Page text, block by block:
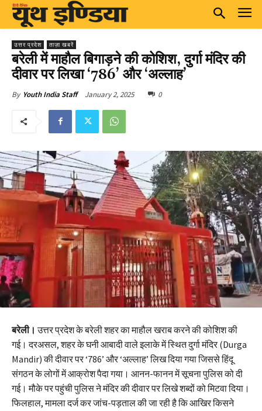
उत्तर प्रदेश ताज़ा खबरें
बरेली में माहौल बिगाड़ने की कोशिश, दुर्गा मंदिर की
दीवार पर लिखा ‘786’ और ‘अल्लाह’
By Youth India Staff January 2, 2025 0
बरेली। उत्तर प्रदेश के बरेली शहर का माहौल खराब करने की कोशिश की
गई। दरअसल, शहर के घनी आबादी वाले इलाके में स्थित दुर्गा मंदिर (Durga
Mandir) की दीवार पर ‘786’ और ‘अल्लाह’ लिख दिया गया जिससे हिंदू
संगठन के लोगों में आक्रोश पैदा गया। आनन-फानन में सूचना पुलिस को दी
गई। मौके पर पहुंची पुलिस ने मंदिर की दीवार पर लिखे शब्दों को मिटवा दिया।
फिलहाल, मामला दर्ज कर जांच-पड़ताल की जा रही है कि आखिर किसने